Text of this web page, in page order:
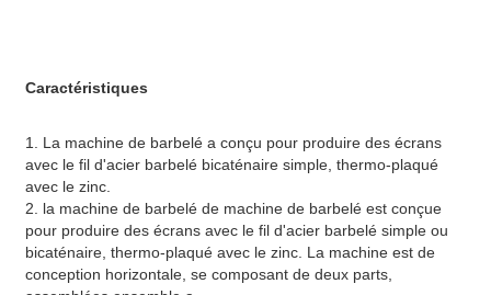
Caractéristiques
1. La machine de barbelé a conçu pour produire des écrans
avec le fil d'acier barbelé bicaténaire simple, thermo-plaqué
avec le zinc.
2. la machine de barbelé de machine de barbelé est conçue
pour produire des écrans avec le fil d'acier barbelé simple ou
bicaténaire, thermo-plaqué avec le zinc. La machine est de
conception horizontale, se composant de deux parts,